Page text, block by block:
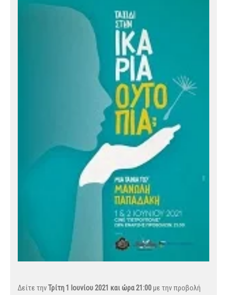
Δείτε τηνΤρίτη 1 Ιουνίου 2021 και ώρα 21:00με την προβολή